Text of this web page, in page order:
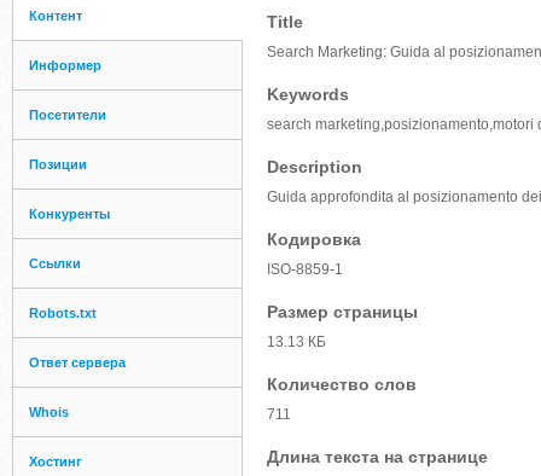
Контент
Информер
Посетители
Позиции
Конкуренты
Ссылки
Robots.txt
Ответ сервера
Whois
Хостинг
Title
Search Marketing: Guida al
Keywords
search
Description
Guida approfondita al posizionamento
Кодировка
ISO-8859-1
Размер страницы
13.13 КБ
Количество слов
711
Длина текста на странице